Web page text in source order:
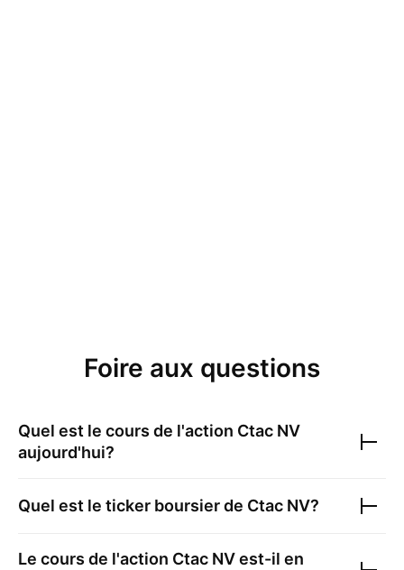
Foire aux questions
Quel est le cours de l'action Ctac NV
aujourd'hui?
Quel est le ticker boursier de Ctac NV?
Le cours de l'action Ctac NVest-il en